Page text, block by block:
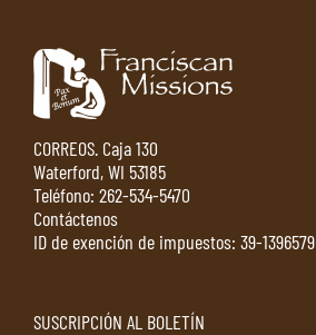
CORREOS. Caja 130
Waterford, WI 53185
Teléfono: 262-534-5470
Contáctenos
ID de exención de impuestos: 39-1396579
SUSCRIPCIÓN AL BOLETÍN